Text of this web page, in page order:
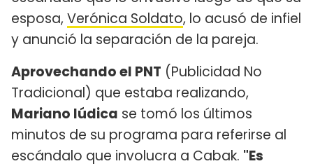
esposa, Verónica Soldato, lo acusó de infiel
y anunció la separación de la pareja.
Aprovechando el PNT (Publicidad No
Tradicional) que estaba realizando,
Mariano Iúdica se tomó los últimos
minutos de su programa para referirse al
escándalo que involucra a Cabak. "Es